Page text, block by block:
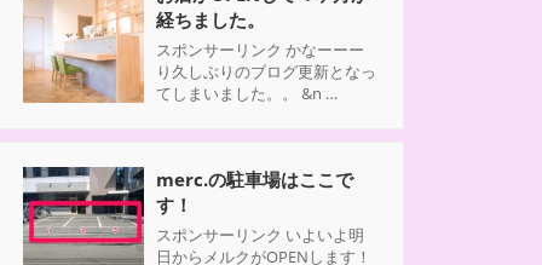
経ちました。
スポンサーリンク かなーーー
り久しぶりのブログ更新となっ
てしまいました。。 &n …
merc.の駐車場はここで
す！
スポンサーリンク いよいよ明
日からメルクがOPENします！